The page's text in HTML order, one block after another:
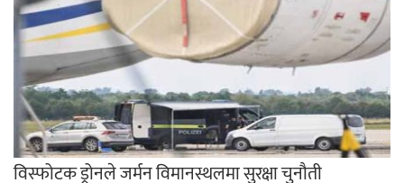
विस्फोटक ड्रोनले जर्मन विमानस्थलमा सुरक्षा चुनौती